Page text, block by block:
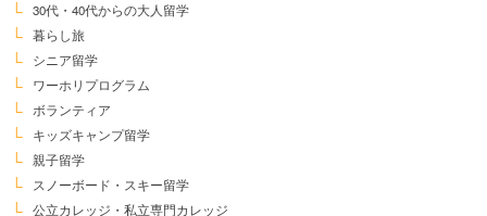
30代・40代からの大人留学
暮らし旅
シニア留学
ワーホリプログラム
ボランティア
キッズキャンプ留学
親子留学
スノーボード・スキー留学
公立カレッジ・私立専門カレッジ